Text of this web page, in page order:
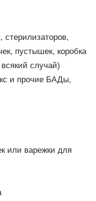
стерилизаторов,
пустышек, коробка
случай)
и прочие БАДы,
или варежки для